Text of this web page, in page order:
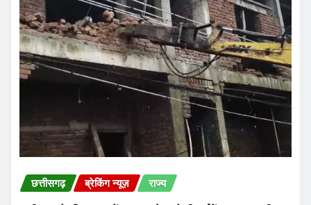
छत्तीसगढ़ ब्रेकिंग न्यूज़ राज्य